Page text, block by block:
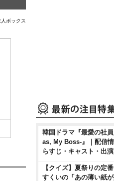
ボックス
韓国ドラマ『最愛の社
as, My Boss-』｜配信
らすじ・キャスト・出
【クイズ】夏祭りの定
すくいの「あの薄い紙